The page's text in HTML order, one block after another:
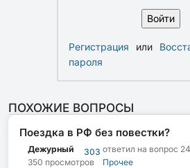
Регистрация или
пароля
ПОХОЖИЕ ВОПРОСЫ
Поездка в РФ без повестки?
Дежурный 303 ответил на вопрос
350 просмотров
Прочее